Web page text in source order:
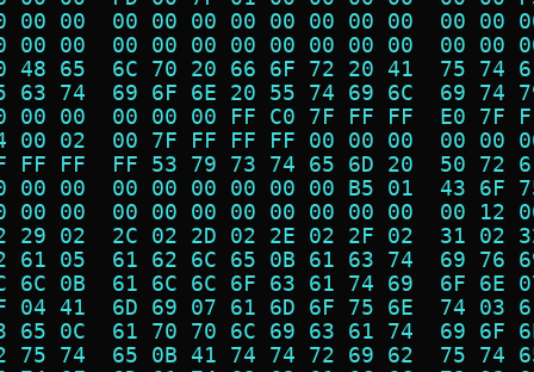
00 00  00 00 00 00 00 00 00 00  00
00 00  00 00 00 00 00 00 00 00  00
48 65  6C 70 20 66 6F 72 20 41  75
63 74  69 6F 6E 20 55 74 69 6C  69
00 00  00 00 00 FF C0 7F FF FF  E0
00 02  00 7F FF FF FF 00 00 00  00
FF FF  FF 53 79 73 74 65 6D 20  50
00 00  00 00 00 00 00 00 B5 01  43
00 00  00 00 00 00 00 00 00 00  00
29 02  2C 02 2D 02 2E 02 2F 02  31
61 05  61 62 6C 65 0B 61 63 74  69
6C 0B  61 6C 6C 6F 63 61 74 69  6F
04 41  6D 69 07 61 6D 6F 75 6E  74
65 0C  61 70 70 6C 69 63 61 74  69
75 74  65 0B 41 74 74 72 69 62  75